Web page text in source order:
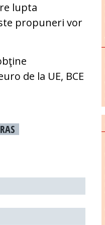
lupta
propuneri vor
de la UE, BCE